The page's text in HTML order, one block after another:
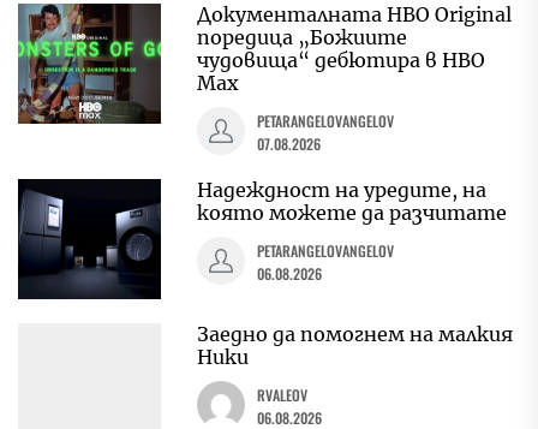
Документалната HBO Original
поредица „Божиите
чудовища“ дебютира в HBO
Max
PETARANGELOVANGELOV
07.08.2026
Надеждност на уредите, на
която можете да разчитате
PETARANGELOVANGELOV
06.08.2026
Заедно да помогнем на малкия
Ники
RVALEOV
06.08.2026